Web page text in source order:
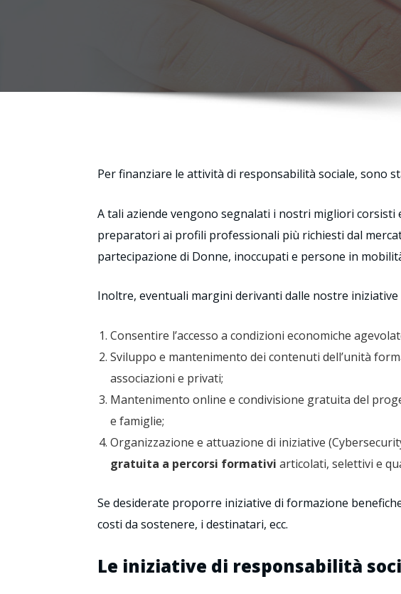
Per finanziare le attività di responsabilità sociale, sono
A tali aziende vengono segnalati i nostri migliori corsisti
preparatori ai profili professionali più richiesti dal
partecipazione di Donne, inoccupati e persone in
Inoltre, eventuali margini derivanti dalle nostre
Consentire l’accesso a condizioni economiche
Sviluppo e mantenimento dei contenuti dell’unità
associazioni e privati;
Mantenimento online e condivisione gratuita del
e famiglie;
Organizzazione e attuazione di iniziative
gratuita a percorsi formativi articolati, selettivi e
Se desiderate proporre iniziative di formazione
costi da sostenere, i destinatari, ecc.
Le iniziative di responsabilità